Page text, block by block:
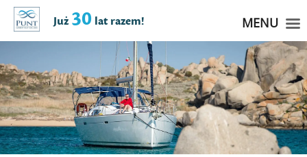
Już30 lat razem! MENU